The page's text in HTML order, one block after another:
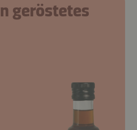
geröstetes